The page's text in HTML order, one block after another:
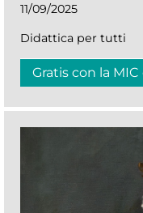
11/09/2025
Didattica per tutti
Gratis con la MIC